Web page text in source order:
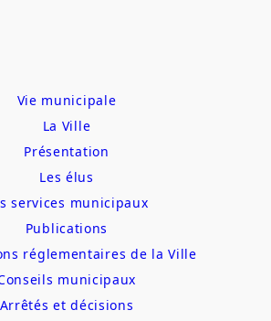
Vie municipale
La Ville
Présentation
Les élus
services municipaux
Publications
réglementaires de la Ville
municipaux
Arrêtés et décisions